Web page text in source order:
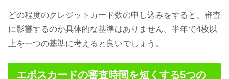
どの程度のクレジットカード数の申し込みをすると、審査
に影響するのか具体的な基準はありません。半年で4枚以
上を一つの基準に考えると良いでしょう。
エポスカードの審査時間を短くする5つの